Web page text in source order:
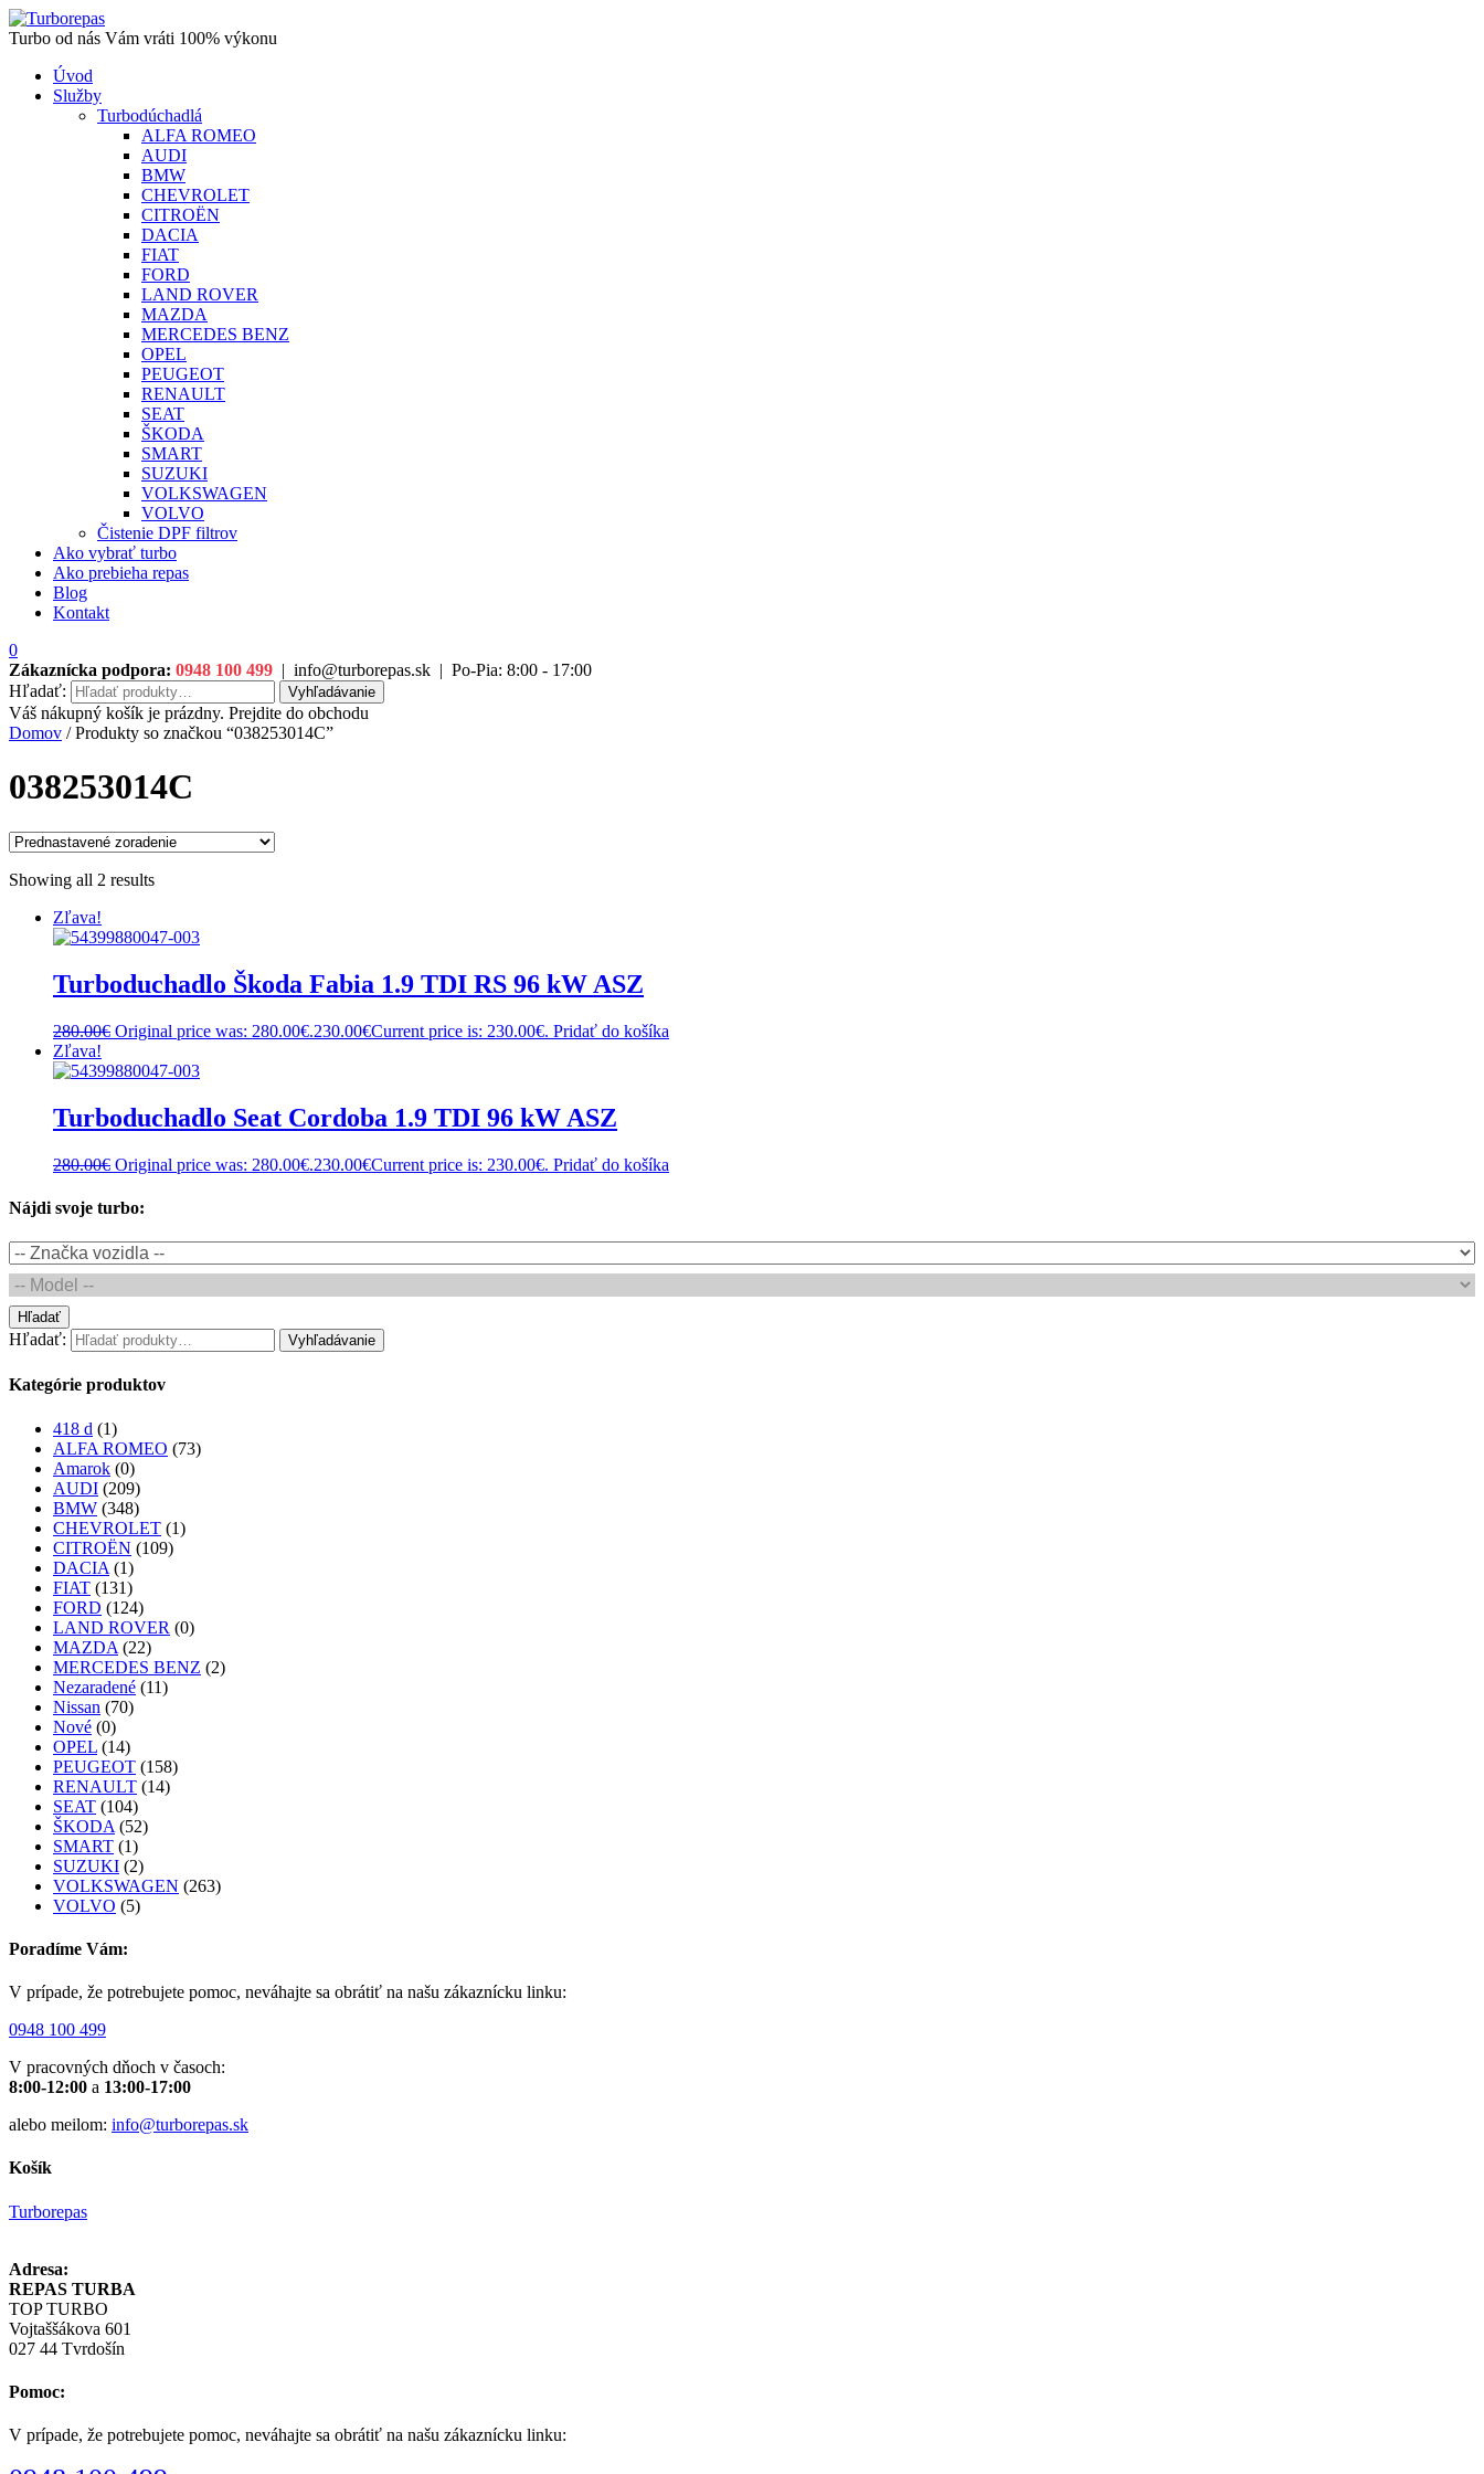
Turbo od nás Vám vráti 100% výkonu
Úvod
Služby
Turbodúchadlá
ALFA ROMEO
AUDI
BMW
CHEVROLET
CITROËN
DACIA
FIAT
FORD
LAND ROVER
MAZDA
MERCEDES BENZ
OPEL
PEUGEOT
RENAULT
SEAT
ŠKODA
SMART
SUZUKI
VOLKSWAGEN
VOLVO
Čistenie DPF filtrov
Ako vybrať turbo
Ako prebieha repas
Blog
Kontakt
0
Zákaznícka podpora: 0948 100 499 | info@turborepas.sk | Po-Pia: 8:00 - 17:00
Hľadať:
Vyhľadávanie
Váš nákupný košík je prázdny. Prejdite do obchodu
Domov / Produkty so značkou “038253014C”
038253014C
Showing all 2 results
Zľava!
Turboduchadlo Škoda Fabia 1.9 TDI RS 96 kW ASZ
280.00€ Original price was: 280.00€.230.00€Current price is: 230.00€. Pridať do košíka
Zľava!
Turboduchadlo Seat Cordoba 1.9 TDI 96 kW ASZ
280.00€ Original price was: 280.00€.230.00€Current price is: 230.00€. Pridať do košíka
Nájdi svoje turbo:
Hľadať
Hľadať: Vyhľadávanie
Kategórie produktov
418 d (1)
ALFA ROMEO (73)
Amarok (0)
AUDI (209)
BMW (348)
CHEVROLET (1)
CITROËN (109)
DACIA (1)
FIAT (131)
FORD (124)
LAND ROVER (0)
MAZDA (22)
MERCEDES BENZ (2)
Nezaradené (11)
Nissan (70)
Nové (0)
OPEL (14)
PEUGEOT (158)
RENAULT (14)
SEAT (104)
ŠKODA (52)
SMART (1)
SUZUKI (2)
VOLKSWAGEN (263)
VOLVO (5)
Poradíme Vám:
V prípade, že potrebujete pomoc, neváhajte sa obrátiť na našu zákaznícku linku:
0948 100 499
V pracovných dňoch v časoch:
8:00-12:00 a 13:00-17:00
alebo meilom: info@turborepas.sk
Košík
Turborepas
Adresa:
REPAS TURBA
TOP TURBO
Vojtaššákova 601
027 44 Tvrdošín
Pomoc:
V prípade, že potrebujete pomoc, neváhajte sa obrátiť na našu zákaznícku linku: